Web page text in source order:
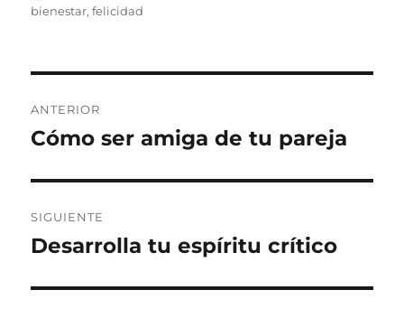
el
bienestar,felicidad
de
ANTERIOR
Entrada
Cómo ser amiga de tu pareja
SIGUIENTE
Entrada
Desarrolla tu espíritu crítico